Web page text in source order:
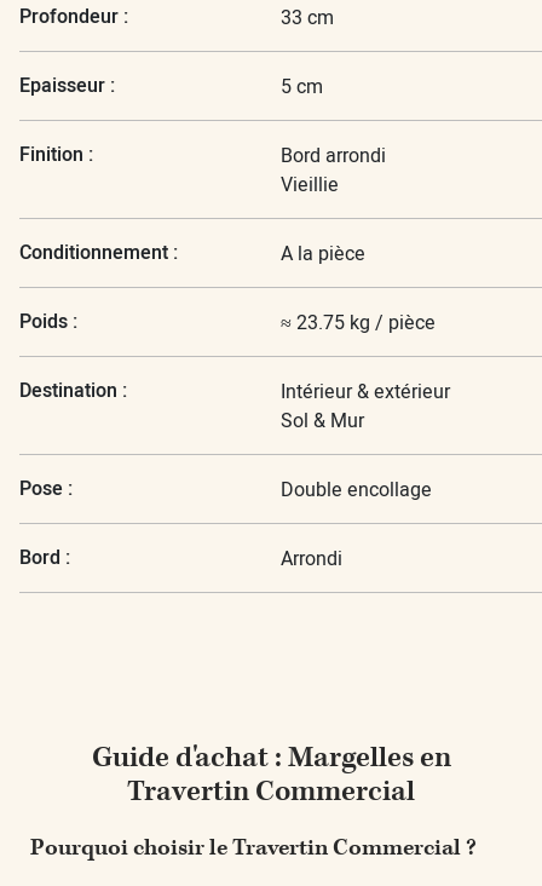
Profondeur : 33 cm
Epaisseur : 5 cm
Finition :
Bord arrondi
Vieillie
Conditionnement : A la pièce
Poids : ≈ 23.75 kg / pièce
Destination :
Intérieur & extérieur
Sol & Mur
Pose : Double encollage
Bord : Arrondi
Guide d'achat : Margelles en
Travertin Commercial
Pourquoi choisir le Travertin Commercial ?